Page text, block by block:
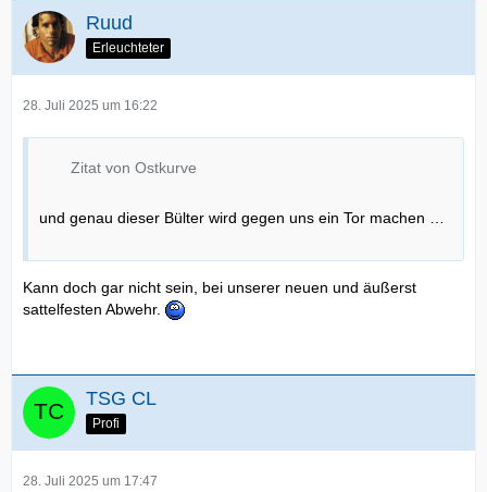
Ruud
Erleuchteter
28. Juli 2025 um 16:22
Zitat von Ostkurve
und genau dieser Bülter wird gegen uns ein Tor machen …
Kann doch gar nicht sein, bei unserer neuen und äußerst
sattelfesten Abwehr.
TSG CL
Profi
28. Juli 2025 um 17:47